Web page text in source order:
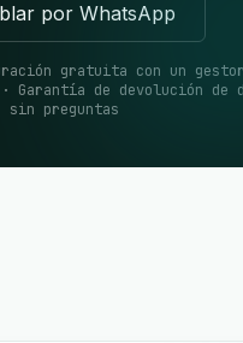
por WhatsApp
gratuita con un
Garantía de devolución de
sin preguntas